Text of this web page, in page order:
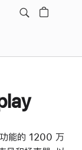
能的 1200 万